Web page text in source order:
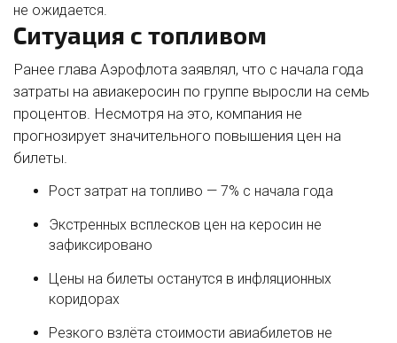
не ожидается.
Ситуация с топливом
Ранее глава Аэрофлота заявлял, что с начала года
затраты на авиакеросин по группе выросли на семь
процентов. Несмотря на это, компания не
прогнозирует значительного повышения цен на
билеты.
Рост затрат на топливо — 7% с начала года
Экстренных всплесков цен на керосин не
зафиксировано
Цены на билеты останутся в инфляционных
коридорах
Резкого взлёта стоимости авиабилетов не